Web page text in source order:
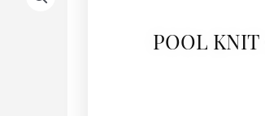
POOL